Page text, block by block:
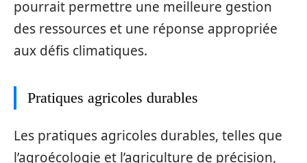
pourrait permettre une meilleure gestion
des ressources et une réponse appropriée
aux défis climatiques.
Pratiques agricoles durables
Les pratiques agricoles durables, telles que
l’agroécologie et l’agriculture de précision,